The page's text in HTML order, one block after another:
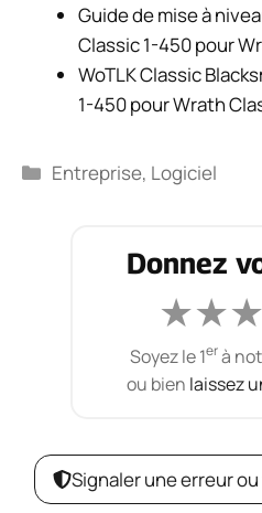
Guide de mise à
Classic 1-450 pour
WoTLK Classic
1-450 pour Wrath
Catégories
Entreprise, Logiciel
Donnez
★★★
Soyez le 1erà
ou bien laissez
Signaler une erreur